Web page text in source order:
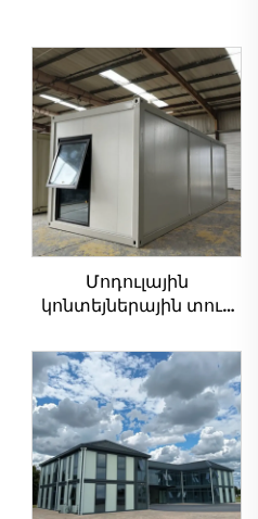
Մոդուլային
կոնտեյներային տուն
հավաքակցում հարթ
փաթեթավորված
կոնտեյներային տուն
գրասենյակ